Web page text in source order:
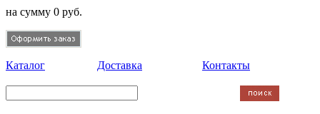
на сумму 0 руб.
Каталог Доставка Контакты